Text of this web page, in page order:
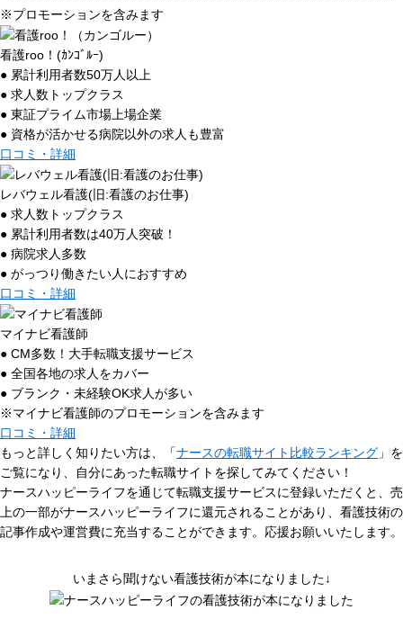
※プロモーションを含みます
看護roo！(ｶﾝｺﾞﾙｰ)
● 累計利用者数50万人以上
● 求人数トップクラス
● 東証プライム市場上場企業
● 資格が活かせる病院以外の求人も豊富
口コミ・詳細
レバウェル看護(旧:看護のお仕事)
● 求人数トップクラス
● 累計利用者数は40万人突破！
● 病院求人多数
● がっつり働きたい人におすすめ
口コミ・詳細
マイナビ看護師
● CM多数！大手転職支援サービス
● 全国各地の求人をカバー
● ブランク・未経験OK求人が多い
※マイナビ看護師のプロモーションを含みます
口コミ・詳細
もっと詳しく知りたい方は、「ナースの転職サイト比較ランキング 」を
ご覧になり、自分にあった転職サイトを探してみてください！
ナースハッピーライフを通じて転職支援サービスに登録いただくと、売
上の一部がナースハッピーライフに還元されることがあり、看護技術の
記事作成や運営費に充当することができます。応援お願いいたします。
いまさら聞けない看護技術が本になりました↓